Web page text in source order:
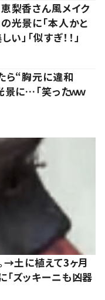
梨香さん風メイク
光景に「本人かと
」「似すぎ！！」
ら“胸元に違和
に…「笑ったｗｗ
→土に植えて3ヶ月
ズッキーニも凶器